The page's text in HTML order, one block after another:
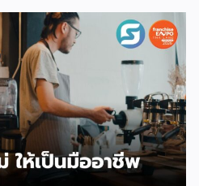
จะมีเรตสูงสุด 19.26% ในหมวด
Mall ทั่วไป สูงสุด 17.12% เป็นต้น
แล้ว และยังไม่นับค่าธรรมเนียม
ยมการชำระเงิน (เริ่มต้น 3.21%)
ฐาน 1.07 บาทต่อออร์เดอร์
ออร์เดอร์ต่อเดือน) ลอง
ขายเสื้อยืดตัวละ 100 บาท ค่า
ยมการขาย […]